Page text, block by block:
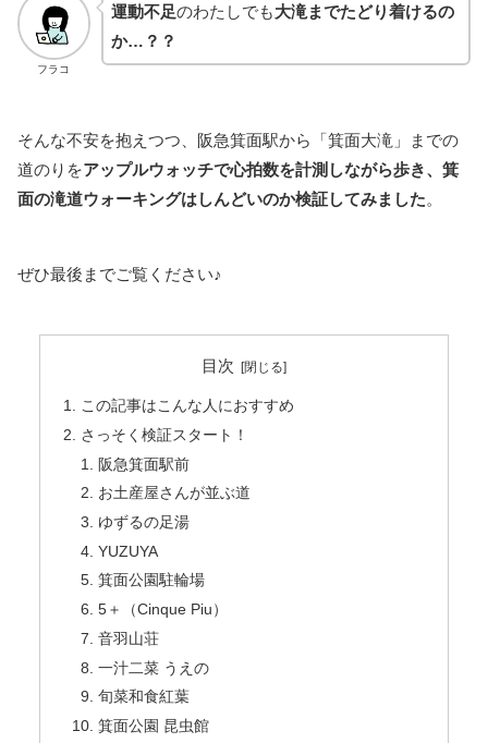
フラコ
運動不足のわたしでも大滝までたどり着けるの
か…？？
そんな不安を抱えつつ、阪急箕面駅から「箕面大滝」までの
道のりをアップルウォッチで心拍数を計測しながら歩き、箕
面の滝道ウォーキングはしんどいのか検証してみました。
ぜひ最後までご覧ください♪
目次
この記事はこんな人におすすめ
さっそく検証スタート！
阪急箕面駅前
お土産屋さんが並ぶ道
ゆずるの足湯
YUZUYA
箕面公園駐輪場
5＋（Cinque Piu）
音羽山荘
一汁二菜 うえの
旬菜和食紅葉
箕面公園 昆虫館